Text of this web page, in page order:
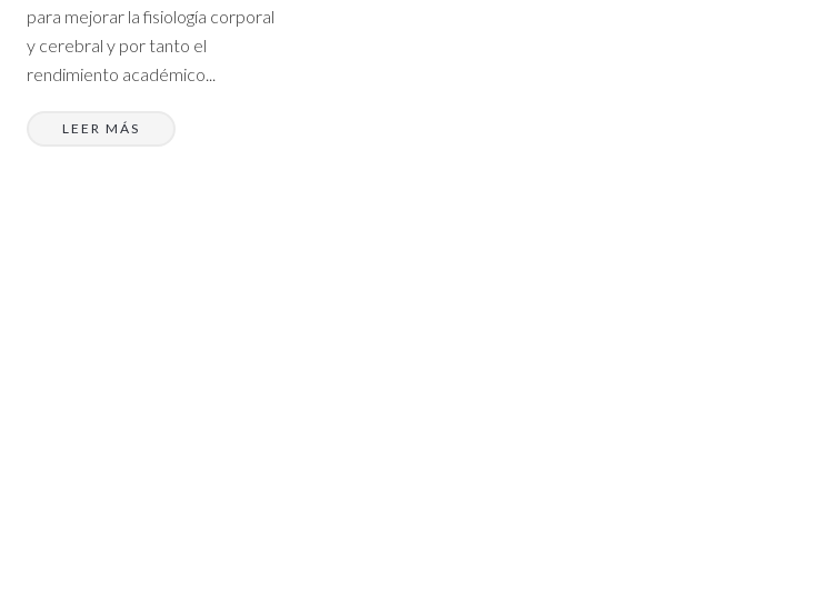
para mejorar la fisiología corporal
y cerebral y por tanto el
rendimiento académico...
LEER MÁS